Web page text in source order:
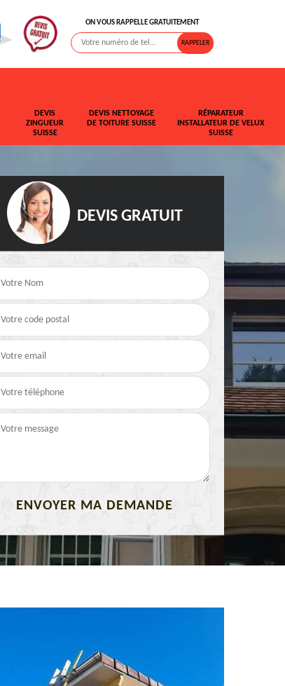
ON VOUS RAPPELLE GRATUITEMENT
DEVIS
ZINGUEUR
SUISSE
DEVIS NETTOYAGE
DE TOITURE SUISSE
RÉPARATEUR
INSTALLATEUR DE VELUX
SUISSE
Rehaussement de
Devis fuite de toiture
Suisse
DEVIS GRATUIT